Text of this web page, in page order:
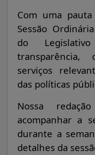
Com uma
Sessão
do
serviços
das políticas
Nossa
acompanhar a
durante a
detalhes da